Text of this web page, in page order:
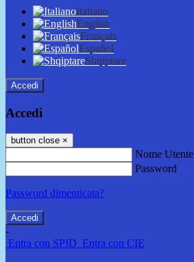
Italiano
English
Français
Español
Shqiptare
Accedi
Accedi
button close ×
Nome Utente
Password
Password dimenticata?
-
Entra con SPID Entra con CIE